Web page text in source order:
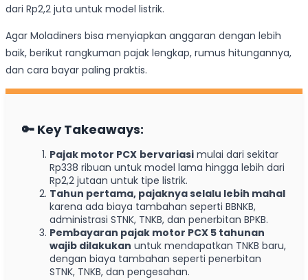
dari Rp2,2 juta untuk model listrik.
Agar Moladiners bisa menyiapkan anggaran dengan lebih
baik, berikut rangkuman pajak lengkap, rumus hitungannya,
dan cara bayar paling praktis.
🔑 Key Takeaways:
Pajak motor PCX bervariasi mulai dari sekitar
Rp338 ribuan untuk model lama hingga lebih dari
Rp2,2 jutaan untuk tipe listrik.
Tahun pertama, pajaknya selalu lebih mahal
karena ada biaya tambahan seperti BBNKB,
administrasi STNK, TNKB, dan penerbitan BPKB.
Pembayaran pajak motor PCX 5 tahunan
wajib dilakukan untuk mendapatkan TNKB baru,
dengan biaya tambahan seperti penerbitan
STNK, TNKB, dan pengesahan.